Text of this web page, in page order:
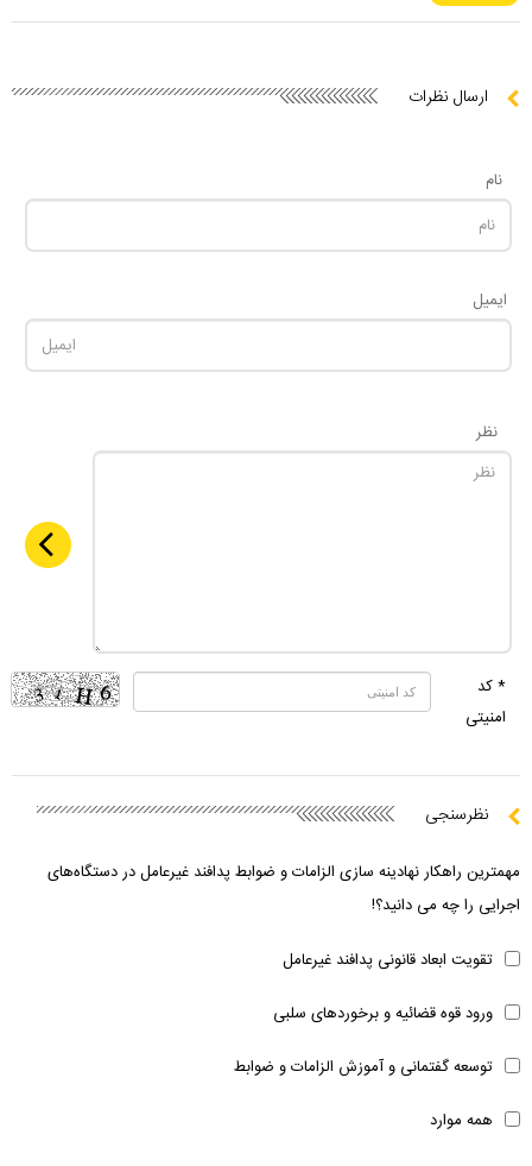
ارسال نظرات
نام
ایمیل
نظر
* کد
امنیتی
نظرسنجی
مهمترین راهکار نهادینه سازی الزامات و ضوابط پدافند غیرعامل در دستگاه‌های
اجرایی را چه می دانید؟!
تقویت ابعاد قانونی پدافند غیرعامل
ورود قوه قضائیه و برخوردهای سلبی
توسعه گفتمانی و آموزش الزامات و ضوابط
همه موارد